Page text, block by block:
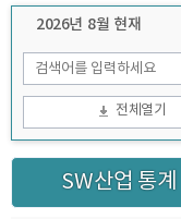
2026년 8월 현재
전체열기
SW산업 통계